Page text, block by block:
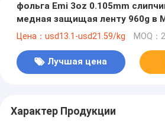
фольга Emi 3oz 0.105mm
медная защищая ленту 960g в
Цена：usd13.1-usd21.59/kg MOQ：
Лучшая цена
Характер Продукции